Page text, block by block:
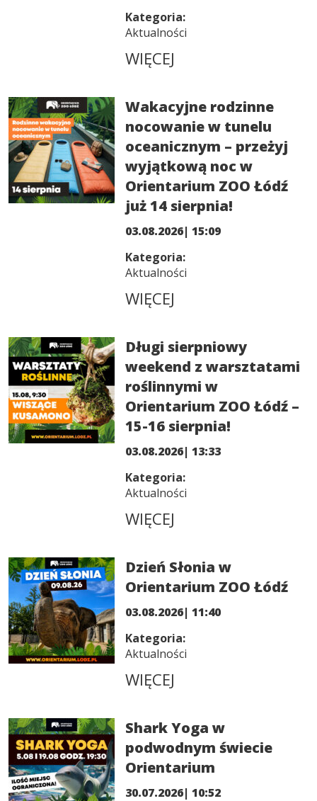
Kategoria:
Aktualności
WIĘCEJ
Wakacyjne rodzinne
nocowanie w tunelu
oceanicznym – przeżyj
wyjątkową noc w
Orientarium ZOO Łódź
już 14 sierpnia!
03.08.2026| 15:09
Kategoria:
Aktualności
WIĘCEJ
Długi sierpniowy
weekend z warsztatami
roślinnymi w
Orientarium ZOO Łódź –
15-16 sierpnia!
03.08.2026| 13:33
Kategoria:
Aktualności
WIĘCEJ
Dzień Słonia w
Orientarium ZOO Łódź
03.08.2026| 11:40
Kategoria:
Aktualności
WIĘCEJ
Shark Yoga w
podwodnym świecie
Orientarium
30.07.2026| 10:52